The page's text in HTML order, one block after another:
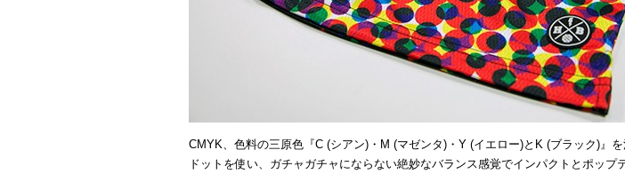
CMYK、色料の三原色『C (シアン)・M (マゼンタ)・Y (イエロー)とK (ブラック)』
ドットを使い、ガチャガチャにならない絶妙なバランス感覚でインパクトとポップ